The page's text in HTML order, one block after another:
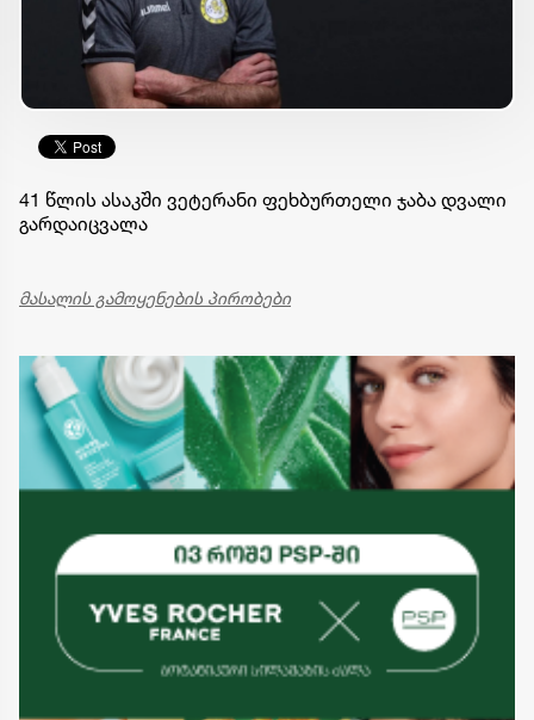
41 წლის ასაკში ვეტერანი ფეხბურთელი ჯაბა დვალი
გარდაიცვალა
მასალის გამოყენების პირობები